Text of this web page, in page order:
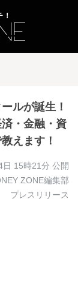
ルが誕生！
・金融・資
えます！
日 15時21分 公開
ZONE編集部
プレスリリース